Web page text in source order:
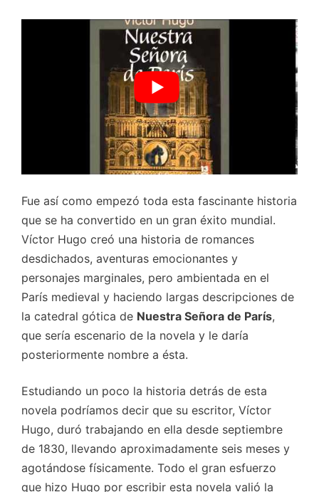
Fue así como empezó toda esta fascinante historia
que se ha convertido en un gran éxito mundial.
Víctor Hugo creó una historia de romances
desdichados, aventuras emocionantes y
personajes marginales, pero ambientada en el
París medieval y haciendo largas descripciones de
la catedral gótica de Nuestra Señora de París,
que sería escenario de la novela y le daría
posteriormente nombre a ésta.
Estudiando un poco la historia detrás de esta
novela podríamos decir que su escritor, Víctor
Hugo, duró trabajando en ella desde septiembre
de 1830, llevando aproximadamente seis meses y
agotándose físicamente. Todo el gran esfuerzo
que hizo Hugo por escribir esta novela valió la